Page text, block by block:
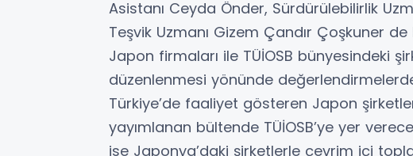
Asistanı Ceyda Önder, Sürdürülebilirlik
Teşvik Uzmanı Gizem Çandır Çoşkuner
Japon firmaları ile TÜİOSB bünyesindeki
düzenlenmesi yönünde
Türkiye’de faaliyet gösteren Japon
yayımlanan bültende TÜİOSB’ye yer
ise Japonya’daki şirketlerle çevrim içi